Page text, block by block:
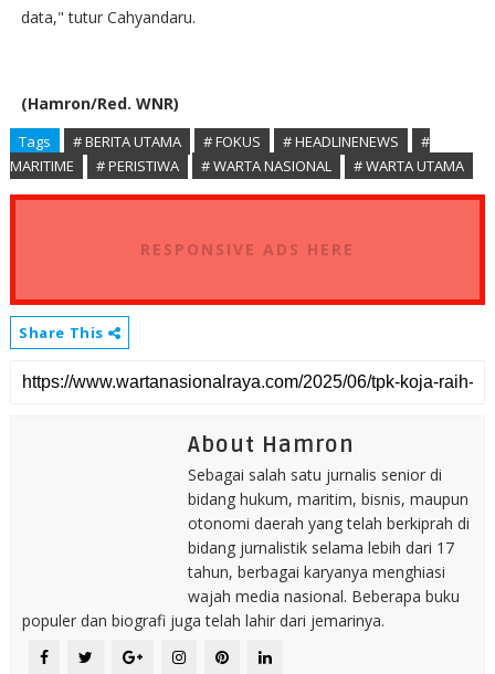
data," tutur Cahyandaru.
(Hamron/Red. WNR)
Tags # BERITA UTAMA # FOKUS # HEADLINENEWS
#
MARITIME
# PERISTIWA # WARTA NASIONAL # WARTA UTAMA
RESPONSIVE ADS HERE
Share This
About Hamron
Sebagai salah satu jurnalis senior di
bidang hukum, maritim, bisnis, maupun
otonomi daerah yang telah berkiprah di
bidang jurnalistik selama lebih dari 17
tahun, berbagai karyanya menghiasi
wajah media nasional. Beberapa buku
populer dan biografi juga telah lahir dari jemarinya.